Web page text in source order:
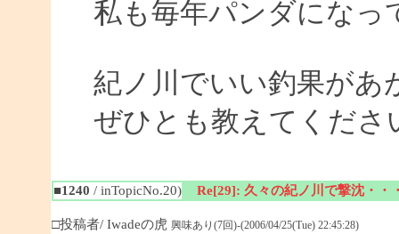
私も毎年パンダになっ
紀ノ川でいい釣果があ
ぜひとも教えてくださ
■1240 / inTopicNo.20) Re[29]: 久々の紀ノ川で撃沈・・
□投稿者/ Iwadeの虎 興味あり(7回)-(2006/04/25(Tue) 22:45:28)